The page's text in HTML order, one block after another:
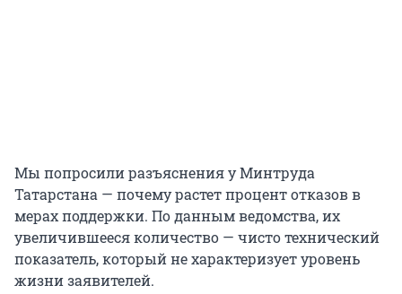
Мы попросили разъяснения у Минтруда
Татарстана — почему растет процент отказов в
мерах поддержки. По данным ведомства, их
увеличившееся количество — чисто технический
показатель, который не характеризует уровень
жизни заявителей.